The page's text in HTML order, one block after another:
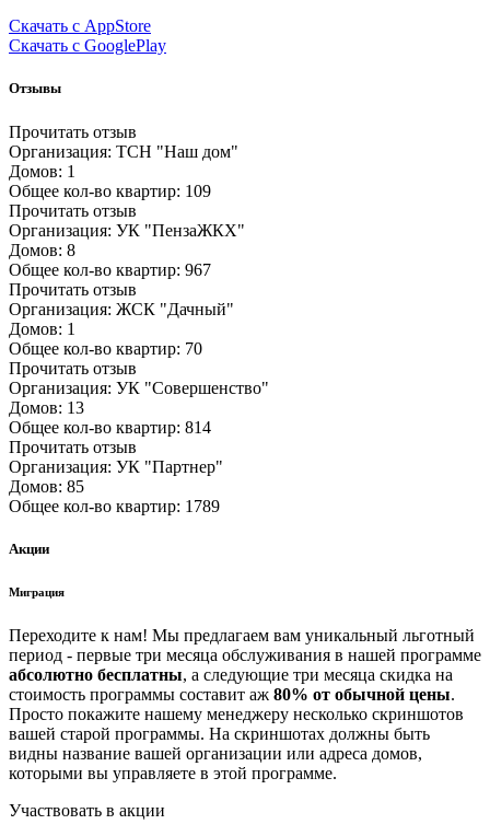
Скачать с AppStore
Скачать с GooglePlay
Отзывы
Прочитать отзыв
Организация: ТСН "Наш дом"
Домов: 1
Общее кол-во квартир: 109
Прочитать отзыв
Организация: УК "ПензаЖКХ"
Домов: 8
Общее кол-во квартир: 967
Прочитать отзыв
Организация: ЖСК "Дачный"
Домов: 1
Общее кол-во квартир: 70
Прочитать отзыв
Организация: УК "Совершенство"
Домов: 13
Общее кол-во квартир: 814
Прочитать отзыв
Организация: УК "Партнер"
Домов: 85
Общее кол-во квартир: 1789
Акции
Миграция
Переходите к нам! Мы предлагаем вам уникальный льготный
период - первые три месяца обслуживания в нашей программе
абсолютно бесплатны, а следующие три месяца скидка на
стоимость программы составит аж 80% от обычной цены.
Просто покажите нашему менеджеру несколько скриншотов
вашей старой программы. На скриншотах должны быть
видны название вашей организации или адреса домов,
которыми вы управляете в этой программе.
Участвовать в акции